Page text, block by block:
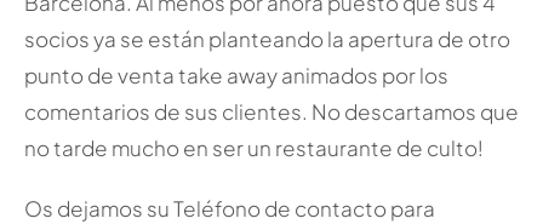
socios ya se están planteando la apertura de otro
punto de venta take away animados por los
comentarios de sus clientes. No descartamos que
no tarde mucho en ser un restaurante de culto!
Os dejamos su Teléfono de contacto para